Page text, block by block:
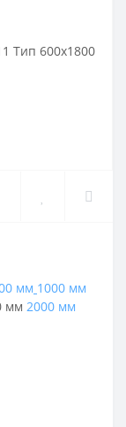
мм 1000 мм
мм 2000 мм